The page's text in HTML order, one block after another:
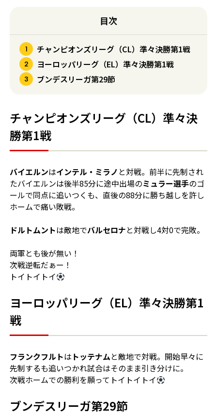
目次
チャンピオンズリーグ（CL）準々決勝第1戦
ヨーロッパリーグ（EL）準々決勝第1戦
ブンデスリーガ第29節
チャンピオンズリーグ（CL）準々決
勝第1戦
バイエルンはインテル・ミラノ と対戦。前半に先制され
たバイエルンは後半85分に途中出場のミュラー選手のゴ
ールで同点に追いつくも、直後の88分に勝ち越しを許し
ホームで痛い敗戦。
ドルトムントは敵地でバルセロナと対戦し4対0で完敗。
両軍とも後が無い！
次戦逆転だぁー！
トイトイトイ
ヨーロッパリーグ（EL）準々決勝第1
戦
フランクフルトは トッテナムと敵地で対戦。開始早々に
先制するも追いつかれ試合はそのまま引き分けに。
次戦ホームでの勝利を願ってトイトイトイ
ブンデスリーガ第29節